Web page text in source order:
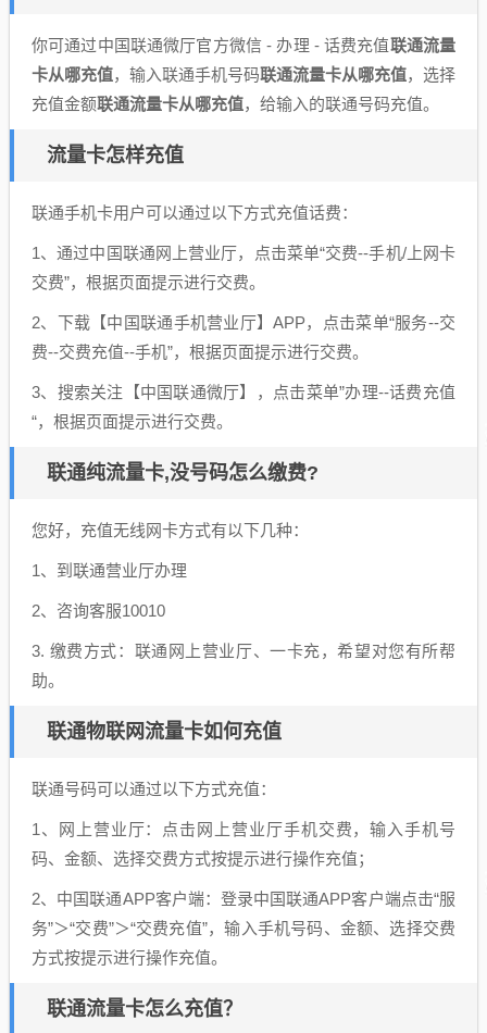
你可通过中国联通微厅官方微信 - 办理 - 话费充值联通流量
卡从哪充值，输入联通手机号码联通流量卡从哪充值，选择
充值金额联通流量卡从哪充值，给输入的联通号码充值。
流量卡怎样充值
联通手机卡用户可以通过以下方式充值话费：
1、通过中国联通网上营业厅，点击菜单“交费--手机/上网卡
交费”，根据页面提示进行交费。
2、下载【中国联通手机营业厅】APP，点击菜单“服务--交
费--交费充值--手机”，根据页面提示进行交费。
3、搜索关注【中国联通微厅】，点击菜单”办理--话费充值
“，根据页面提示进行交费。
联通纯流量卡,没号码怎么缴费?
您好，充值无线网卡方式有以下几种：
1、到联通营业厅办理
2、咨询客服10010
3. 缴费方式：联通网上营业厅、一卡充，希望对您有所帮
助。
联通物联网流量卡如何充值
联通号码可以通过以下方式充值：
1、网上营业厅：点击网上营业厅手机交费，输入手机号
码、金额、选择交费方式按提示进行操作充值；
2、中国联通APP客户端：登录中国联通APP客户端点击“服
务”＞“交费”＞“交费充值”，输入手机号码、金额、选择交费
方式按提示进行操作充值。
联通流量卡怎么充值？